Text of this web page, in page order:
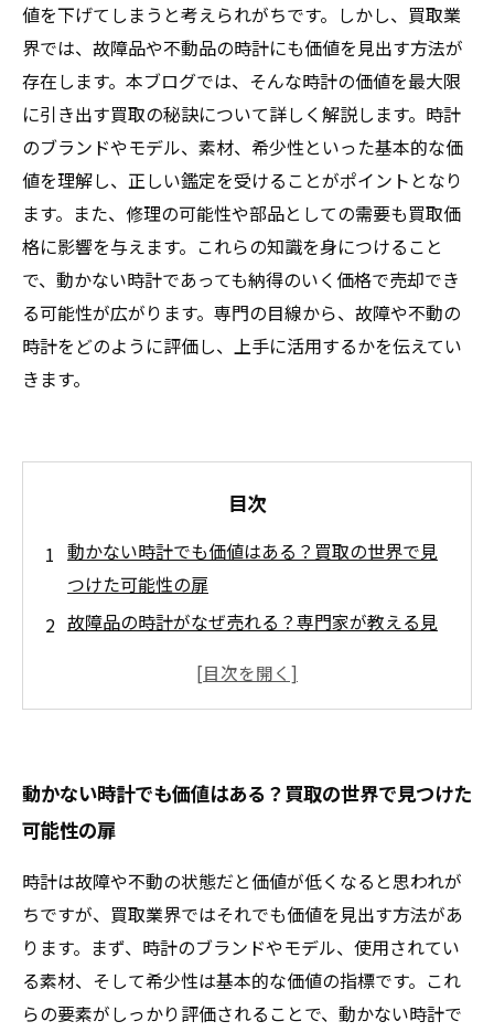
値を下げてしまうと考えられがちです。しかし、買取業
界では、故障品や不動品の時計にも価値を見出す方法が
存在します。本ブログでは、そんな時計の価値を最大限
に引き出す買取の秘訣について詳しく解説します。時計
のブランドやモデル、素材、希少性といった基本的な価
値を理解し、正しい鑑定を受けることがポイントとなり
ます。また、修理の可能性や部品としての需要も買取価
格に影響を与えます。これらの知識を身につけること
で、動かない時計であっても納得のいく価格で売却でき
る可能性が広がります。専門の目線から、故障や不動の
時計をどのように評価し、上手に活用するかを伝えてい
きます。
目次
動かない時計でも価値はある？買取の世界で見
つけた可能性の扉
故障品の時計がなぜ売れる？専門家が教える見
ブランドや素材で変わる価値！故障した時計の
の秘訣
諦めないで！不動品の時計を納得の価格で売る
ためのステップ
時計買取業界の裏側：なぜ故障品に価値がつく
のか？
故障・不動の時計を賢く売る！買取で得するた
めの知識とコツ
動かない時計でも価値はある？買取の世界で見つけた
可能性の扉
時計は故障や不動の状態だと価値が低くなると思われが
ちですが、買取業界ではそれでも価値を見出す方法があ
ります。まず、時計のブランドやモデル、使用されてい
る素材、そして希少性は基本的な価値の指標です。これ
らの要素がしっかり評価されることで、動かない時計で